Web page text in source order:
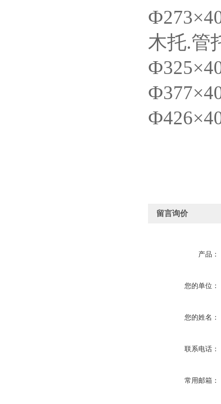
木托.管
留言询价
产品：
您的单位：
您的姓名：
联系电话：
常用邮箱：